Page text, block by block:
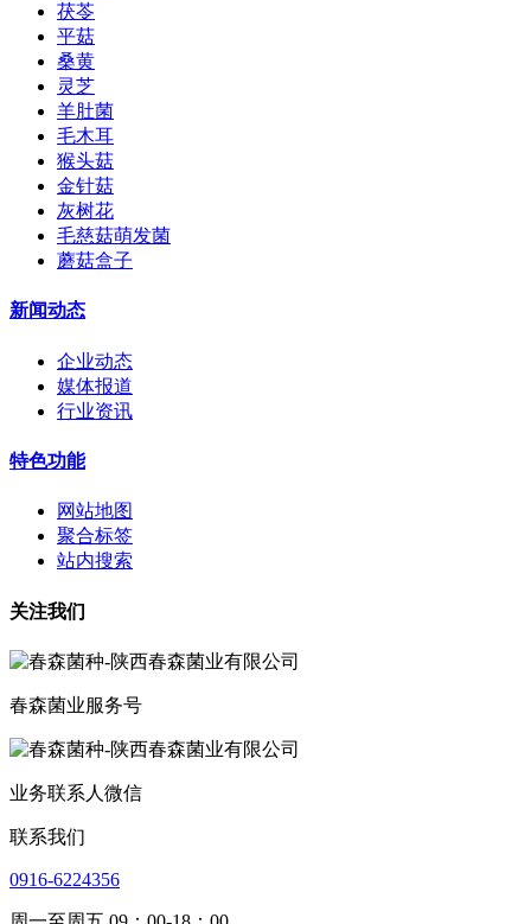
茯苓
平菇
桑黄
灵芝
羊肚菌
毛木耳
猴头菇
金针菇
灰树花
毛慈菇萌发菌
蘑菇盒子
新闻动态
企业动态
媒体报道
行业资讯
特色功能
网站地图
聚合标签
站内搜索
关注我们
春森菌业服务号
业务联系人微信
联系我们
0916-6224356